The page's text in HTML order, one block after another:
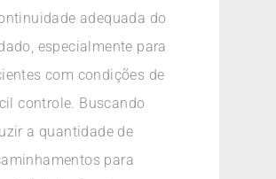
adequada do
especialmente para
com condições de
controle. Buscando
a quantidade de
para